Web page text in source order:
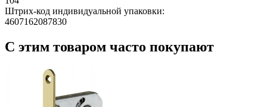
Штрих-код индивидуальной упаковки:
4607162087830
С этим товаром часто покупают